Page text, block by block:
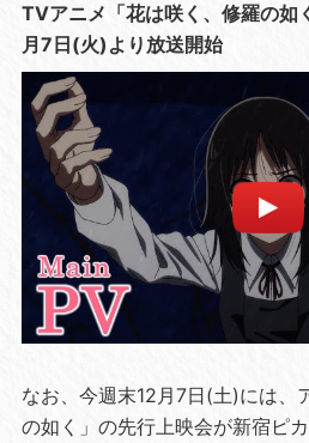
TVアニメ「花は咲く、修羅の如
月7日(火)より放送開始
なお、今週末12月7日(土)には、
の如く」の先行上映会が新宿ピ